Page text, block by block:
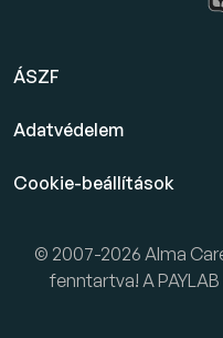
ÁSZF
Adatvédelem
Cookie-beállítások
© 2007-2026 Alma
fenntartva! A PAYLAB